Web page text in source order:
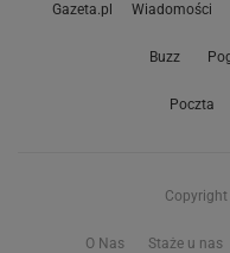
Gazeta.pl Wiadomości
Buzz
Poczta
O Nas Staże u nas